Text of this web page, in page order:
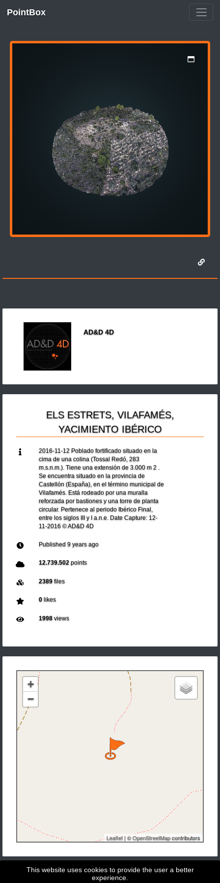
PointBox
AD&D 4D
ELS ESTRETS, VILAFAMÉS,
YACIMIENTO IBÉRICO
2016-11-12 Poblado fortificado situado en la
cima de una colina (Tossal Redó, 283
m.s.n.m.). Tiene una extensión de 3.000 m 2 .
Se encuentra situado en la provincia de
Castellón​ ​(España), en el término municipal de
Vilafamés. Está rodeado por una muralla​ ​
reforzada por bastiones y una torre de planta
circular. Pertenece al periodo Ibérico​ ​Final,
entre los siglos III y I a.n.e. Date Capture: 12-
11-2016 © AD&D 4D
Published 9 years ago
12.739.502points
2389files
0likes
1998views
+
−
Leaflet| ©OpenStreetMapcontributors
This website uses cookies to provide the user a better
experience.